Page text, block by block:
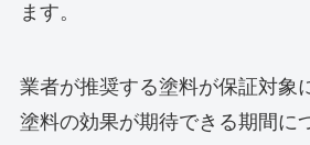
ます。
業者が推奨する塗料が保証対象
塗料の効果が期待できる期間に